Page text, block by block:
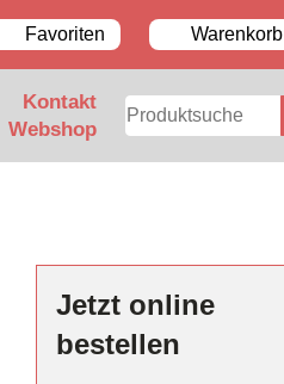
Favoriten Warenkorb
Kontakt
Webshop
Jetzt online
bestellen